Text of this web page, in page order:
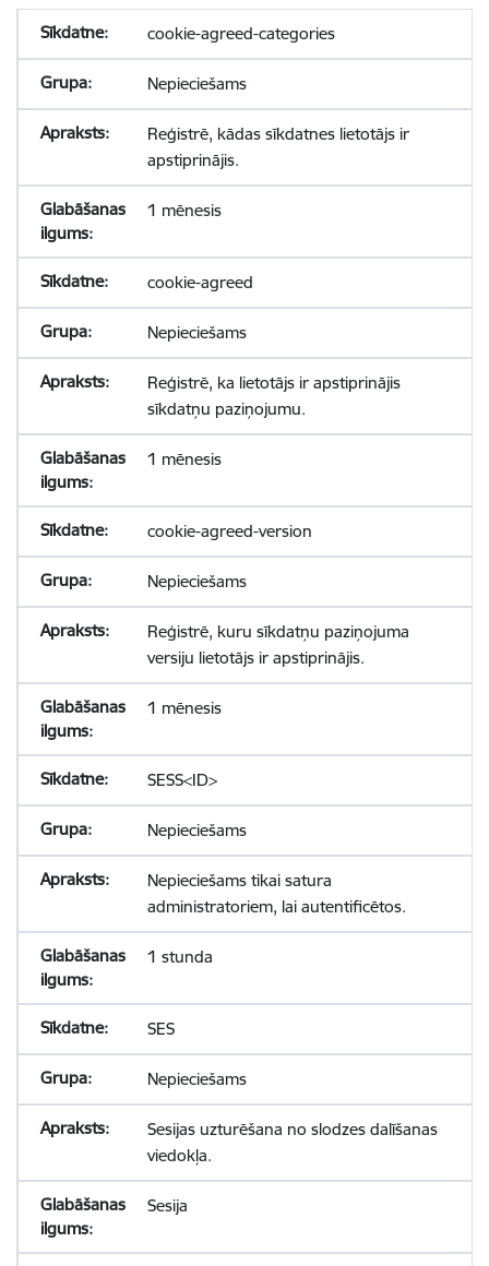
cookie-agreed-categories
Nepieciešams
Reģistrē, kādas sīkdatnes lietotājs ir
apstiprinājis.
1 mēnesis
cookie-agreed
Nepieciešams
Reģistrē, ka lietotājs ir apstiprinājis
sīkdatņu paziņojumu.
1 mēnesis
cookie-agreed-version
Nepieciešams
Reģistrē, kuru sīkdatņu paziņojuma
versiju lietotājs ir apstiprinājis.
1 mēnesis
SESS<ID>
Nepieciešams
Nepieciešams tikai satura
administratoriem, lai autentificētos.
1 stunda
SES
Nepieciešams
Sesijas uzturēšana no slodzes dalīšanas
viedokļa.
Sesija